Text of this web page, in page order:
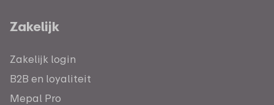
Zakelijk
Zakelijk login
B2B en loyaliteit
Mepal Pro